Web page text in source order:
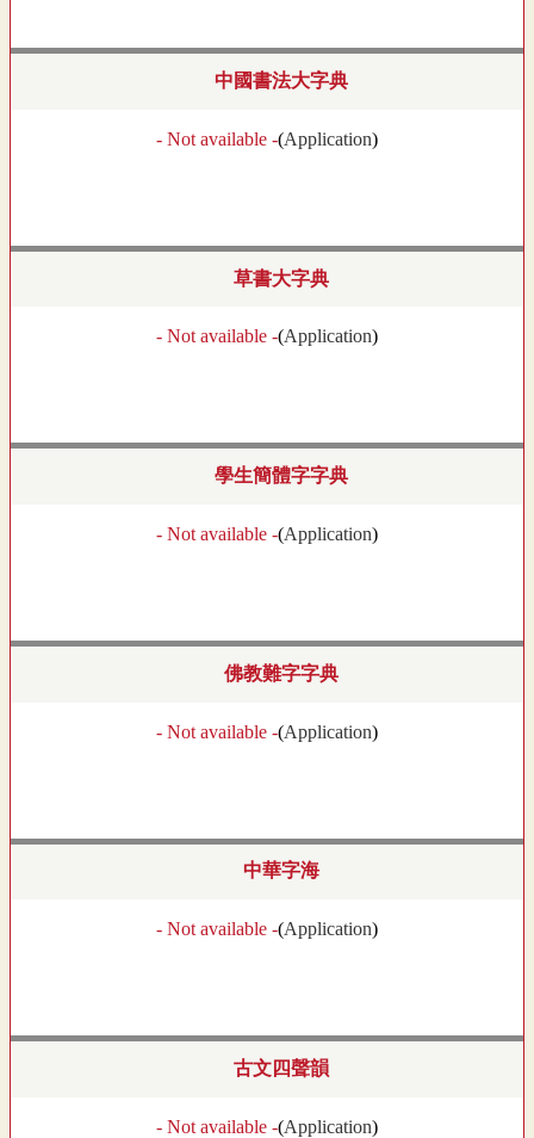
中國書法大字典
- Not available -(Application)
草書大字典
- Not available -(Application)
學生簡體字字典
- Not available -(Application)
佛教難字字典
- Not available -(Application)
中華字海
- Not available -(Application)
古文四聲韻
- Not available -(Application)